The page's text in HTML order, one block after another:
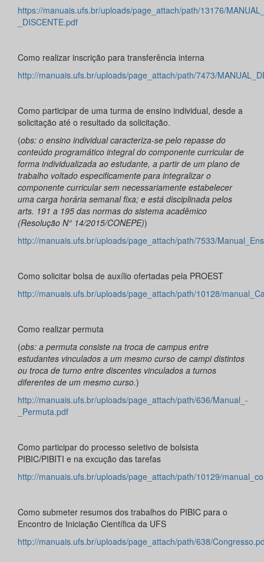
https://manuais.ufs.br/uploads/page_attach/path/13176/
_DISCENTE.pdf
Como realizar inscrição para transferência interna
http://manuais.ufs.br/uploads/page_attach/path/7473/
Como participar de uma turma de ensino individual, desde a
solicitação até o resultado da solicitação.
(obs: o ensino individual caracteriza-se pelo repasse do
conteúdo programático integral do componente curricular de
forma individualizada ao estudante, a partir de um plano de
trabalho voltado especificamente para integralizar o
componente curricular sem necessariamente estabelecer
uma carga horária semanal fixa; e está disciplinada pelos
arts. 191 a 195 das normas do sistema acadêmico
(Resolução N° 14/2015/CONEPE))
http://manuais.ufs.br/uploads/page_attach/path/7533/
Como solicitar bolsa de auxílio ofertadas pela PROEST
http://manuais.ufs.br/uploads/page_attach/path/10128/
Como realizar permuta
(obs: a permuta consiste na troca de campus entre
estudantes vinculados a um mesmo curso de campi distintos
ou troca de turno entre discentes vinculados a turnos
diferentes de um mesmo curso.)
http://manuais.ufs.br/uploads/page_attach/path/636/Manual_-
_Permuta.pdf
Como participar do processo seletivo de bolsista
PIBIC/PIBITI e na excução das tarefas
http://manuais.ufs.br/uploads/page_attach/path/10129/
Como submeter resumos dos trabalhos do PIBIC para o
Encontro de Iniciação Científica da UFS
http://manuais.ufs.br/uploads/page_attach/path/638/